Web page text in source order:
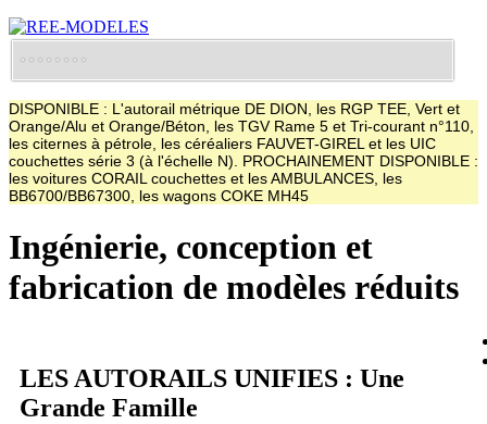
DISPONIBLE : L'autorail métrique DE DION, les RGP TEE, Vert et
Orange/Alu et Orange/Béton, les TGV Rame 5 et Tri-courant n°110,
les citernes à pétrole, les céréaliers FAUVET-GIREL et les UIC
couchettes série 3 (à l'échelle N). PROCHAINEMENT DISPONIBLE :
les voitures CORAIL couchettes et les AMBULANCES, les
BB6700/BB67300, les wagons COKE MH45
Ingénierie, conception et
fabrication de modèles réduits
LES AUTORAILS UNIFIES : Une
Grande Famille